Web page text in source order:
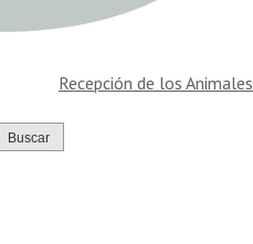
Recepción de los Animales